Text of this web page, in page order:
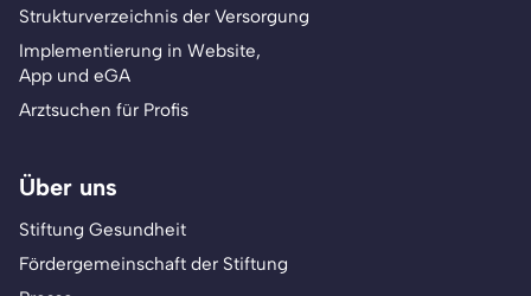
Strukturverzeichnis der Versorgung
Implementierung in Website,
App und eGA
Arztsuchen für Profis
Über uns
Stiftung Gesundheit
Fördergemeinschaft der Stiftung